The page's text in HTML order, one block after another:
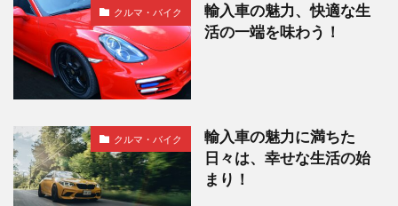
クルマ・バイク
輸入車の魅力、快適な生
活の一端を味わう！
クルマ・バイク
輸入車の魅力に満ちた
日々は、幸せな生活の始
まり！